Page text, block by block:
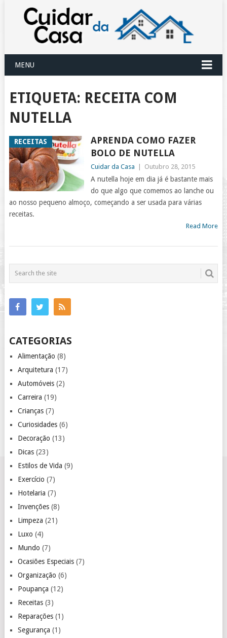
MENU
ETIQUETA: RECEITA COM
NUTELLA
RECEITAS
APRENDA COMO FAZER
BOLO DE NUTELLA
Cuidar da Casa Outubro 28, 2015
A nutella hoje em dia já é bastante mais
do que algo que comemos ao lanche ou
ao nosso pequeno almoço, começando a ser usada para várias
receitas.
Read More
CATEGORIAS
Alimentação (8)
Arquitetura (17)
Automóveis(2)
Carreira (19)
Crianças(7)
Curiosidades(6)
Decoração (13)
Dicas(23)
Estilos de Vida (9)
Exercício (7)
Hotelaria (7)
Invenções(8)
Limpeza (21)
Luxo (4)
Mundo (7)
Ocasiões Especiais(7)
Organização (6)
Poupança (12)
Receitas(3)
Reparações(1)
Segurança (1)